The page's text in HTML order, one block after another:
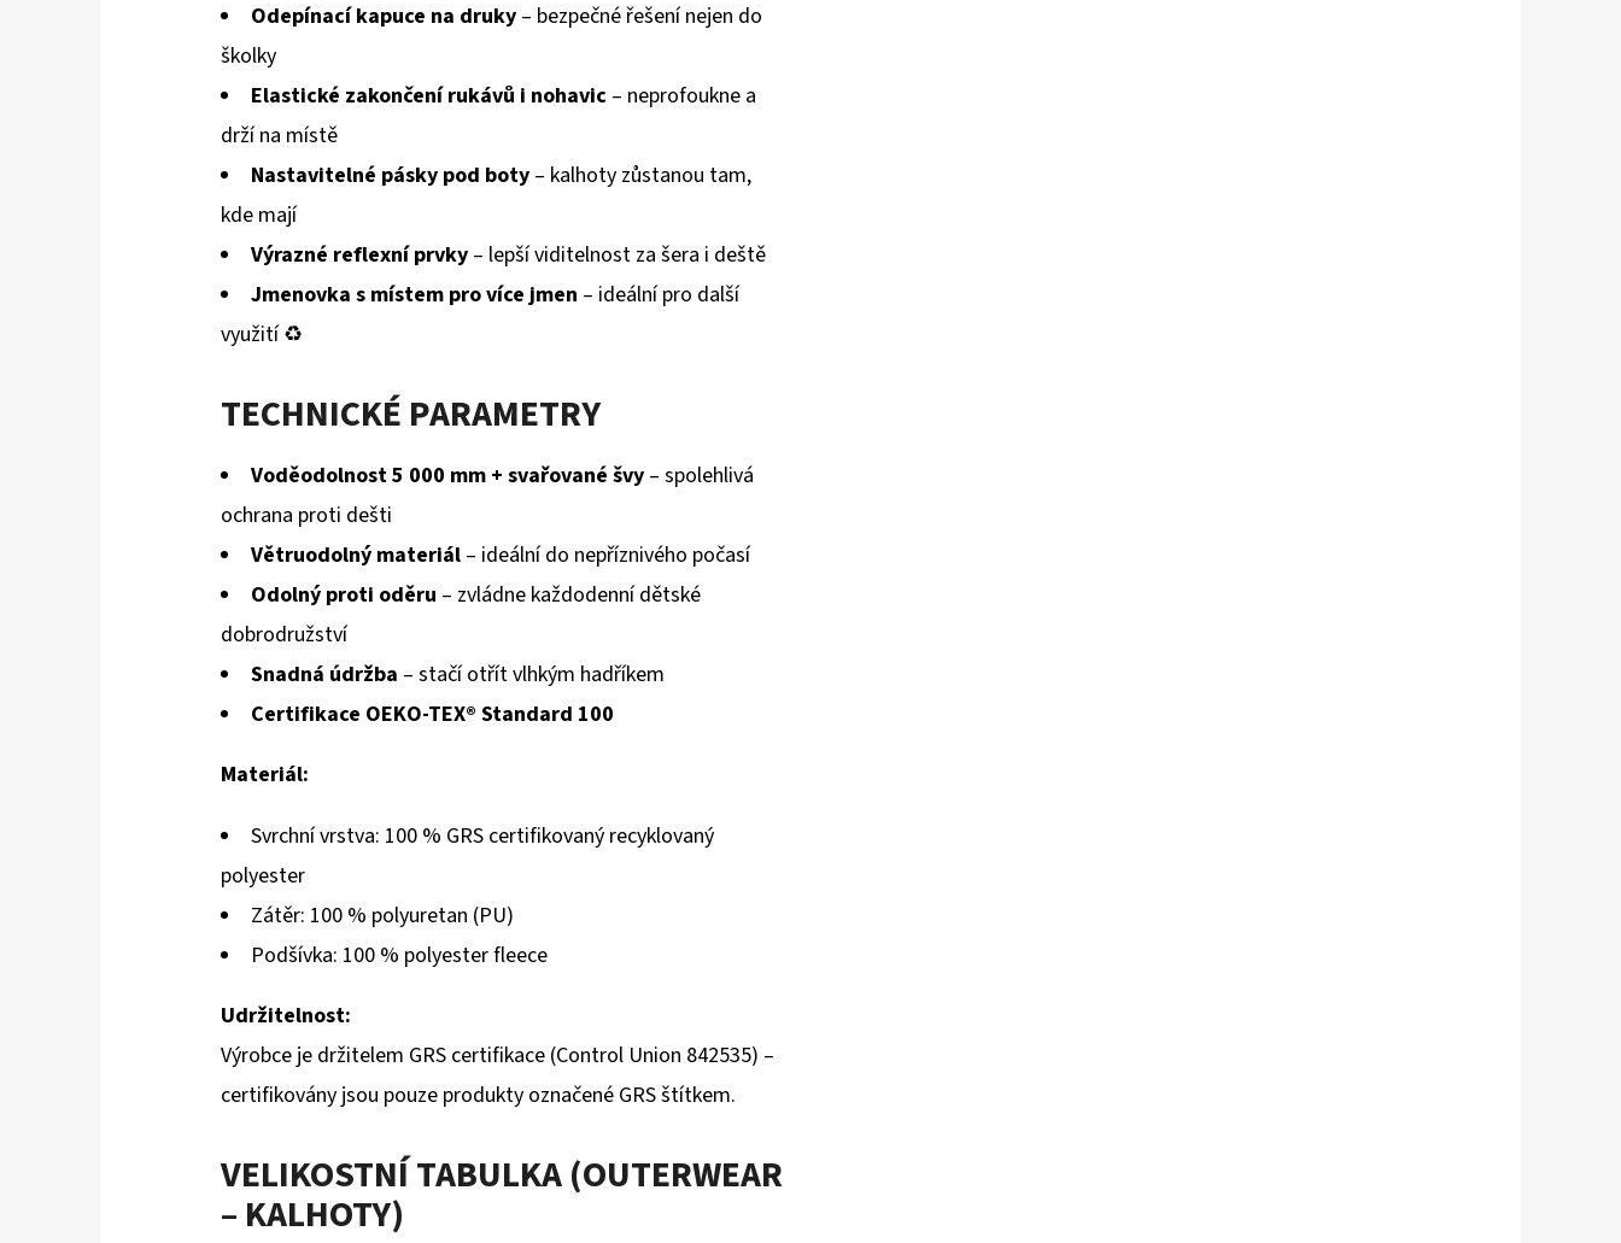
Odepínací kapuce na druky – bezpečné řešení nejen do
školky
Elastické zakončení rukávů i nohavic – neprofoukne a
drží na místě
Nastavitelné pásky pod boty – kalhoty zůstanou tam,
kde mají
Výrazné reflexní prvky – lepší viditelnost za šera i deště
Jmenovka s místem pro více jmen – ideální pro další
využití ♻️
TECHNICKÉ PARAMETRY
Voděodolnost 5 000 mm + svařované švy – spolehlivá
ochrana proti dešti
Větruodolný materiál – ideální do nepříznivého počasí
Odolný proti oděru – zvládne každodenní dětské
dobrodružství
Snadná údržba – stačí otřít vlhkým hadříkem
Certifikace OEKO-TEX® Standard 100
Materiál:
Svrchní vrstva: 100 % GRS certifikovaný recyklovaný
polyester
Zátěr: 100 % polyuretan (PU)
Podšívka: 100 % polyester fleece
Udržitelnost:
Výrobce je držitelem GRS certifikace (Control Union 842535) –
certifikovány jsou pouze produkty označené GRS štítkem.
VELIKOSTNÍ TABULKA (OUTERWEAR
– KALHOTY)